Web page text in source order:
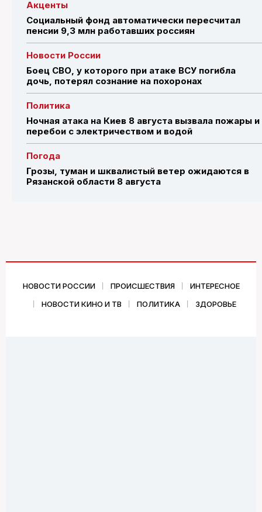
Акценты
Социальный фонд автоматически пересчитал
пенсии 9,3 млн работавших россиян
Новости России
Боец СВО, у которого при атаке ВСУ погибла
дочь, потерял сознание на похоронах
Политика
Ночная атака на Киев 8 августа вызвала пожары и
перебои с электричеством и водой
Погода
Грозы, туман и шквалистый ветер ожидаются в
Рязанской области 8 августа
НОВОСТИ РОССИИ ПРОИСШЕСТВИЯ
ИНТЕРЕСНОЕ
НОВОСТИ КИНО И ТВ
ПОЛИТИКА ЗДОРОВЬЕ